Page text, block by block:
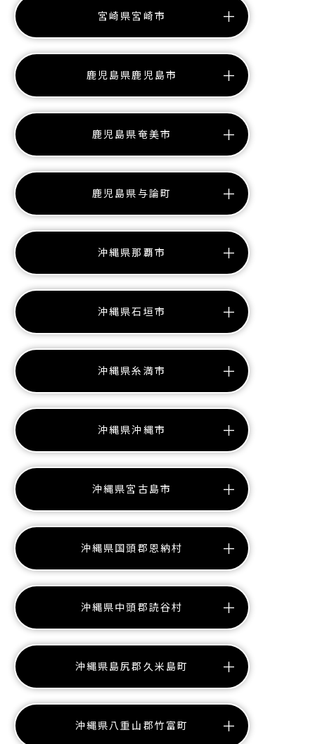
宮崎県宮崎市
鹿児島県鹿児島市
鹿児島県奄美市
鹿児島県与論町
沖縄県那覇市
沖縄県石垣市
沖縄県糸満市
沖縄県沖縄市
沖縄県宮古島市
沖縄県国頭郡恩納村
沖縄県中頭郡読谷村
沖縄県島尻郡久米島町
沖縄県八重山郡竹富町